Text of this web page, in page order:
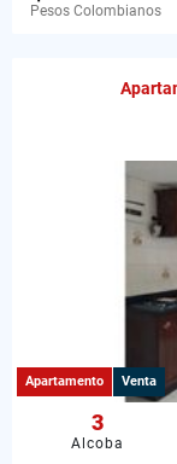
Pesos Colombianos
Apartamento Venta
3
Alcoba